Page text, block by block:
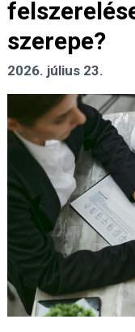
szerepe?
2026. július 23.